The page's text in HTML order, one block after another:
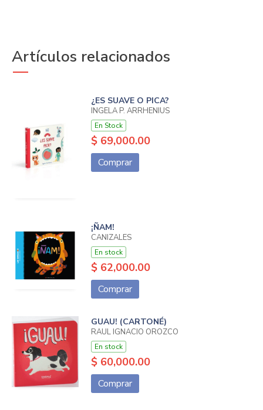
Artículos relacionados
¿ES SUAVE O PICA?
INGELA P. ARRHENIUS
En Stock
$ 69,000.00
Comprar
¡ÑAM!
CANIZALES
En stock
$ 62,000.00
Comprar
GUAU! (CARTONÉ)
RAUL IGNACIO OROZCO
En stock
$ 60,000.00
Comprar